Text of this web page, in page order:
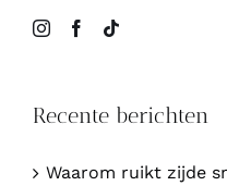
Recente berichten
Waarom ruikt zijde